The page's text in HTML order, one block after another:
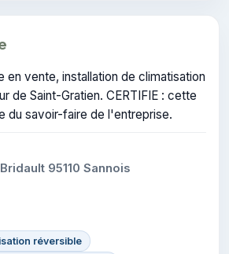
en vente, installation de climatisation
de Saint-Gratien. CERTIFIE : cette
du savoir-faire de l'entreprise.
95110 Sannois
réversible